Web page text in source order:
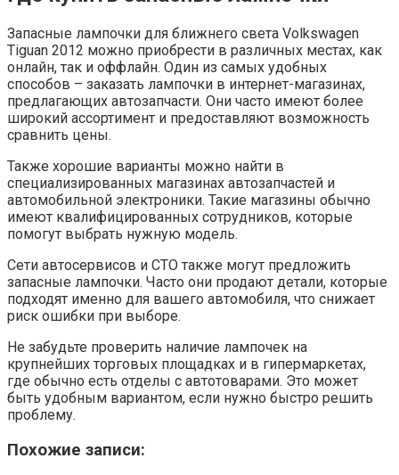
Запасные лампочки для ближнего света Volkswagen
Tiguan 2012 можно приобрести в различных местах, как
онлайн, так и оффлайн. Один из самых удобных
способов – заказать лампочки в интернет-магазинах,
предлагающих автозапчасти. Они часто имеют более
широкий ассортимент и предоставляют возможность
сравнить цены.
Также хорошие варианты можно найти в
специализированных магазинах автозапчастей и
автомобильной электроники. Такие магазины обычно
имеют квалифицированных сотрудников, которые
помогут выбрать нужную модель.
Сети автосервисов и СТО также могут предложить
запасные лампочки. Часто они продают детали, которые
подходят именно для вашего автомобиля, что снижает
риск ошибки при выборе.
Не забудьте проверить наличие лампочек на
крупнейших торговых площадках и в гипермаркетах,
где обычно есть отделы с автотоварами. Это может
быть удобным вариантом, если нужно быстро решить
проблему.
Похожие записи: